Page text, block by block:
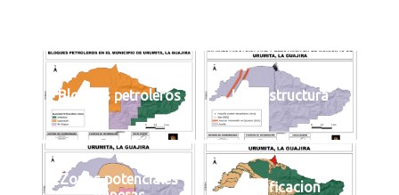
Bloques petroleros Infraestructura
Zonas potenciales
Zonificacion